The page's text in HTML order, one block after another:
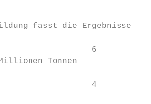
fasst die Ergebnisse je
6
Tonnen
4